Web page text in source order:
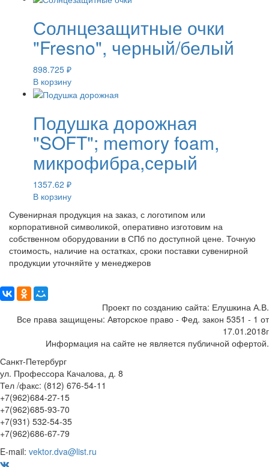
Солнцезащитные очки
"Fresno", черный/белый
898.725 ₽
В корзину
Подушка дорожная
"SOFT"; memory foam,
микрофибра,серый
1357.62 ₽
В корзину
Сувенирная продукция на заказ, с логотипом или
корпоративной символикой, оперативно изготовим на
собственном оборудовании в СПб по доступной цене. Точную
стоимость, наличие на остатках, сроки поставки сувенирной
продукции уточняйте у менеджеров
Проект по созданию сайта: Елушкина А.В.
Все права защищены: Авторское право - Фед. закон 5351 - 1 от
17.01.2018г
Информация на сайте не является публичной офертой.
Санкт-Петербург
ул. Профессора Качалова, д. 8
Тел /факс: (812) 676-54-11
+7(962)684-27-15
+7(962)685-93-70
+7(931) 532-54-35
+7(962)686-67-79
E-mail: vektor.dva@list.ru